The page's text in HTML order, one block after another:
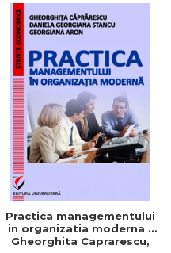
Practica managementului
in organizatia moderna -
Gheorghita Caprarescu,